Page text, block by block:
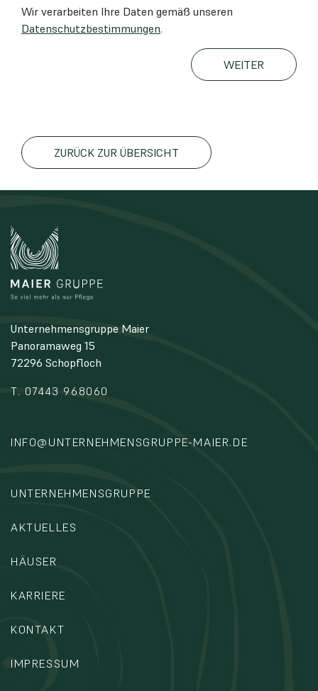
Wir verarbeiten Ihre Daten gemäß unseren
Datenschutzbestimmungen.
WEITER
ZURÜCK ZUR ÜBERSICHT
Unternehmensgruppe Maier
Panoramaweg 15
72296 Schopfloch
T. 07443 968060
INFO@UNTERNEHMENSGRUPPE-MAIER.DE
UNTERNEHMENSGRUPPE
AKTUELLES
HÄUSER
KARRIERE
KONTAKT
IMPRESSUM